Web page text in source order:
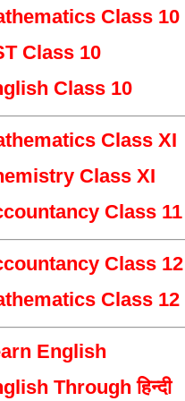
Class 10
Class 10
Class 10
Class XI
Class XI
Class 11
Class 12
Class 12
English
Through हिन्दी